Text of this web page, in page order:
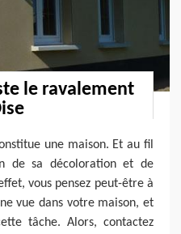
le ravalement
une maison. Et au fil
de sa décoloration et de
vous pensez peut-être à
vue dans votre maison, et
tâche. Alors, contactez